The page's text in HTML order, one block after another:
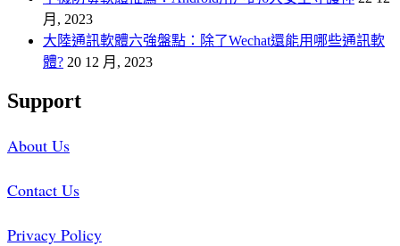
月, 2023
大陸通訊軟體六強盤點：除了Wechat還能用哪些通訊軟
體? 20 12 月, 2023
Support
About Us
Contact Us
Privacy Policy